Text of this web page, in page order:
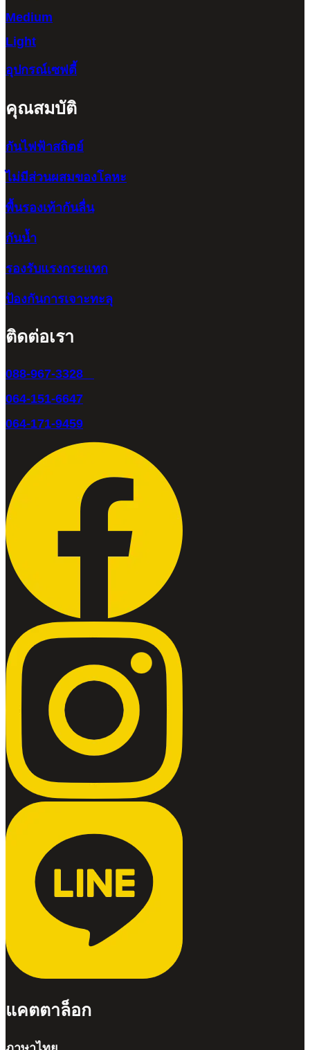
Medium
Light
อุปกรณ์เซฟตี้
คุณสมบัติ
กันไฟฟ้าสถิตย์
ไม่มีส่วนผสมของโลหะ
พื้นรองเท้ากันลื่น
กันน้ำ
รองรับแรงกระแทก
ป้องกันการเจาะทะลุ
ติดต่อเรา
088-967-3328
064-151-6647
064-171-9459
แคตตาล็อก